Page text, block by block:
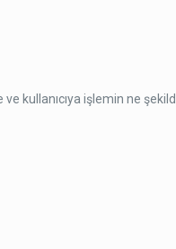
kullanıcıya işlemin ne